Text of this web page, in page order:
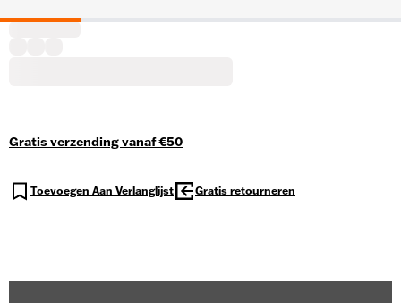
Gratis verzending vanaf €50
Toevoegen Aan Verlanglijst Gratis retourneren